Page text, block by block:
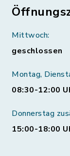
Mittwoch:
geschlossen
Montag,
08:30-12:00
Donnerstag
15:00-18:00